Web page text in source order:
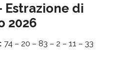
Estrazione di
2026
74 – 20 – 83 – 2 – 11 – 33